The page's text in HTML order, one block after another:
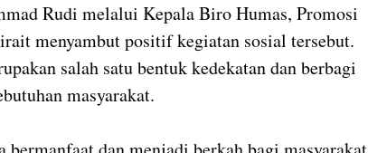
Rudi melalui Kepala Biro Humas, Promosi
menyambut positif kegiatan sosial tersebut.
salah satu bentuk kedekatan dan berbagi
masyarakat.